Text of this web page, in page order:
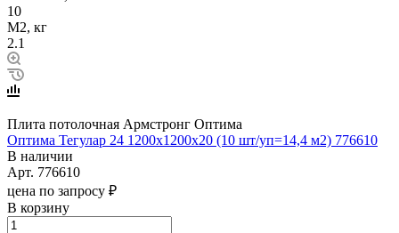
10
М2, кг
2.1
Плита потолочная Армстронг Оптима
Оптима Тегулар 24 1200x1200x20 (10 шт/уп=14,4 м2) 776610
В наличии
Арт. 776610
цена по запросу ₽
В корзину